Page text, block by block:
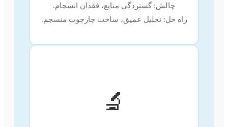
چالش: گستردگی منابع، فقدان انسجام.
راه حل: تحلیل عمیق، ساخت چارچوب منسجم.
🔬